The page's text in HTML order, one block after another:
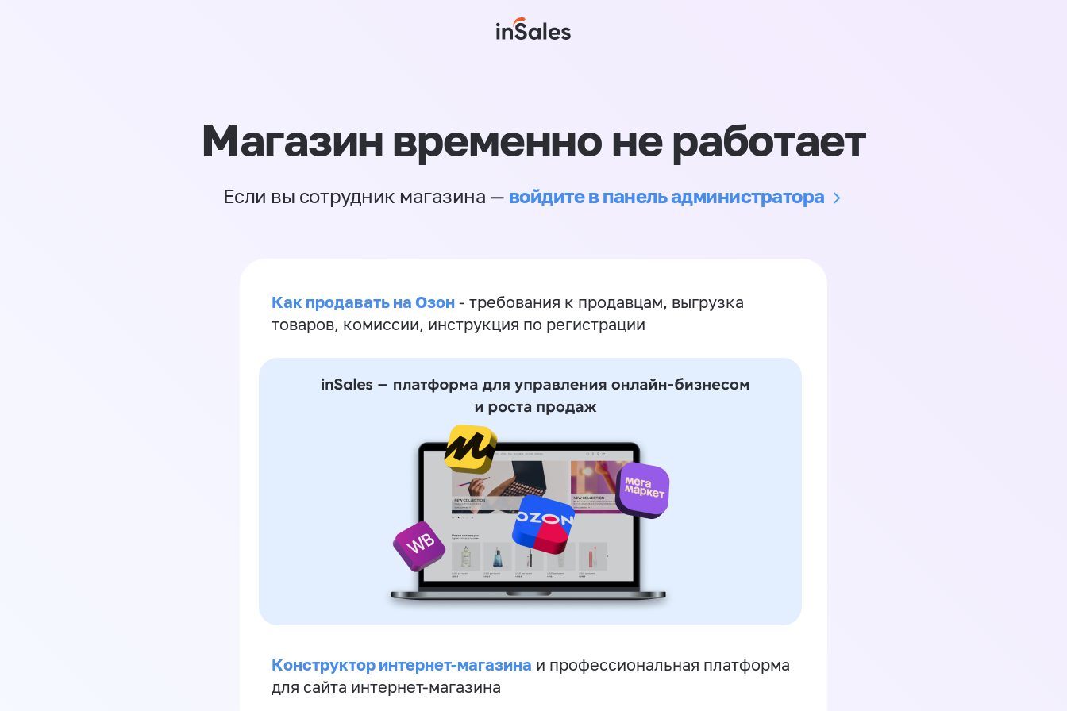
Магазин временно не работает
Если вы сотрудник магазина — войдите в панель администратора
Как продавать на Озон - требования к продавцам, выгрузка
товаров, комиссии, инструкция по регистрации
Конструктор интернет-магазина и профессиональная платформа
для сайта интернет-магазина